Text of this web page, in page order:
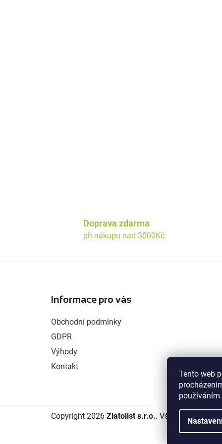
Tento web
Doprava zdarma
při nákupu nad 3000Kč
Informace pro vás
Obchodní podmínky
GDPR
Výhody
Kontakt
Copyright 2026 Zlatolist s.r.o.. Všechna práva